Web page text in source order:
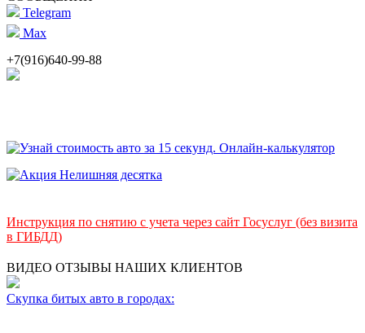
Telegram
Max
+7(916)640-99-88
Инструкция по снятию с учета через сайт Госуслуг (без визита
в ГИБДД)
ВИДЕО ОТЗЫВЫ НАШИХ КЛИЕНТОВ
Скупка битых авто в городах: